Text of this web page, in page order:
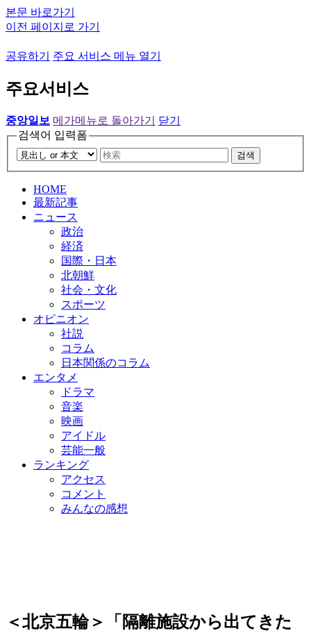
본문 바로가기
이전 페이지로 가기
공유하기 주요 서비스 메뉴 열기
주요서비스
중앙일보 메가메뉴로 돌아가기
닫기
검색어 입력폼
검색
HOME
最新記事
ニュース
政治
経済
国際・日本
北朝鮮
社会・文化
スポーツ
オピニオン
社説
コラム
日本関係のコラム
エンタメ
ドラマ
音楽
映画
アイドル
芸能一般
ランキング
アクセス
コメント
みんなの感想
＜北京五輪＞「隔離施設から出てきた